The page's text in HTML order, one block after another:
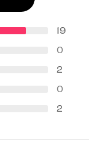
19
0
2
0
2